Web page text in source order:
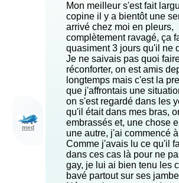
med
Mon meilleur s'est fait
copine il y a bientôt une
arrivé chez moi en pleurs,
complètement ravagé, ça
quasiment 3 jours qu'il ne
Je ne saivais pas quoi
réconforter, on est amis
longtemps mais c'est la
que j'affrontais une
on s'est regardé dans les
qu'il était dans mes bras,
embrassés et, une chose
une autre, j'ai commencé
Comme j'avais lu ce qu'il
dans ces cas là pour ne
gay, je lui ai bien tenu les
bavé partout sur ses